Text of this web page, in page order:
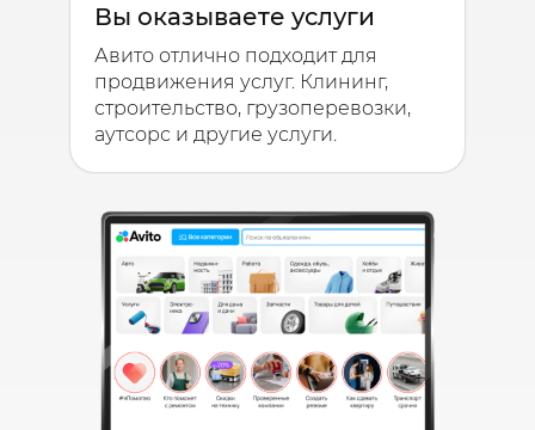
Вы оказываете услуги
Авито отлично подходит для
продвижения услуг. Клининг,
строительство, грузоперевозки,
аутсорс и другие услуги.